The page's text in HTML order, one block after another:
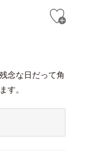
念な日だって角
す。